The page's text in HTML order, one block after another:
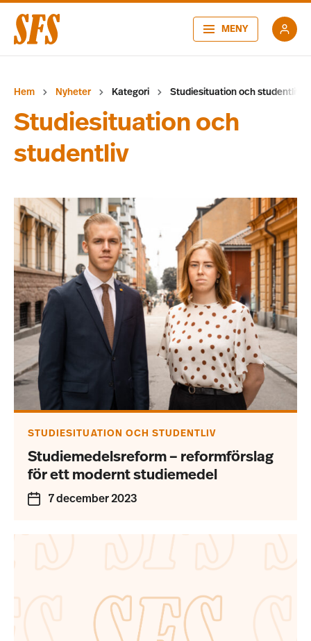
MENY
Hem Nyheter Kategori Studiesituation och studentliv
Studiesituation och
studentliv
STUDIESITUATION OCH STUDENTLIV
Studiemedelsreform – reformförslag
för ett modernt studiemedel
7 december 2023